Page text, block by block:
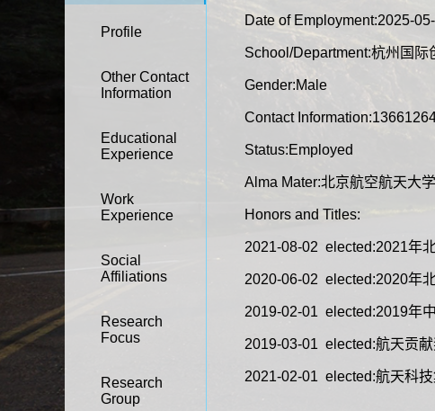
Profile
Other Contact
Information
Educational
Experience
Work
Experience
Social
Affiliations
Research
Focus
Research
Group
Date of Employment:2025-
School/Department:杭州国际
Gender:Male
Contact
Status:Employed
Alma Mater:北京航空航天大学
Honors and Titles:
2021-08-02 elected:2021年
2020-06-02 elected:2020年
2019-02-01 elected:2019年
2019-03-01 elected:航天贡献
2021-02-01 elected:航天科